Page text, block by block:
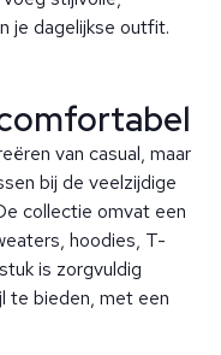
je dagelijkse outfit.
van casual, maar
bij de veelzijdige
collectie omvat een
hoodies, T-
is zorgvuldig
te bieden, met een